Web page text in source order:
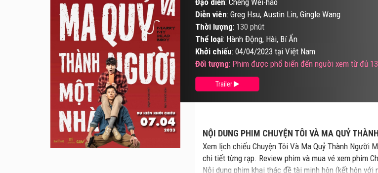
NỘI DUNG PHIM CHUYỆN TÔI VÀ MA QUỶ
Xem lịch chiếu Chuyện Tôi Và Ma Quỷ Thành Người
chi tiết từng rạp. Review phim và mua vé xem phim
Nội dung phim khai thác đề tài minh hôn (kết hôn
Đạo diễn: Cheng Wei-hao
Diễn viên: Greg Hsu, Austin Lin, Gingle Wang
Thời lượng: 130 phút
Thể loại: Hành Động, Hài, Bí Ẩn
Khởi chiếu: 04/04/2023 tại Việt Nam
Đối tượng: Phim được phổ biến đến người xem từ đủ
Trailer